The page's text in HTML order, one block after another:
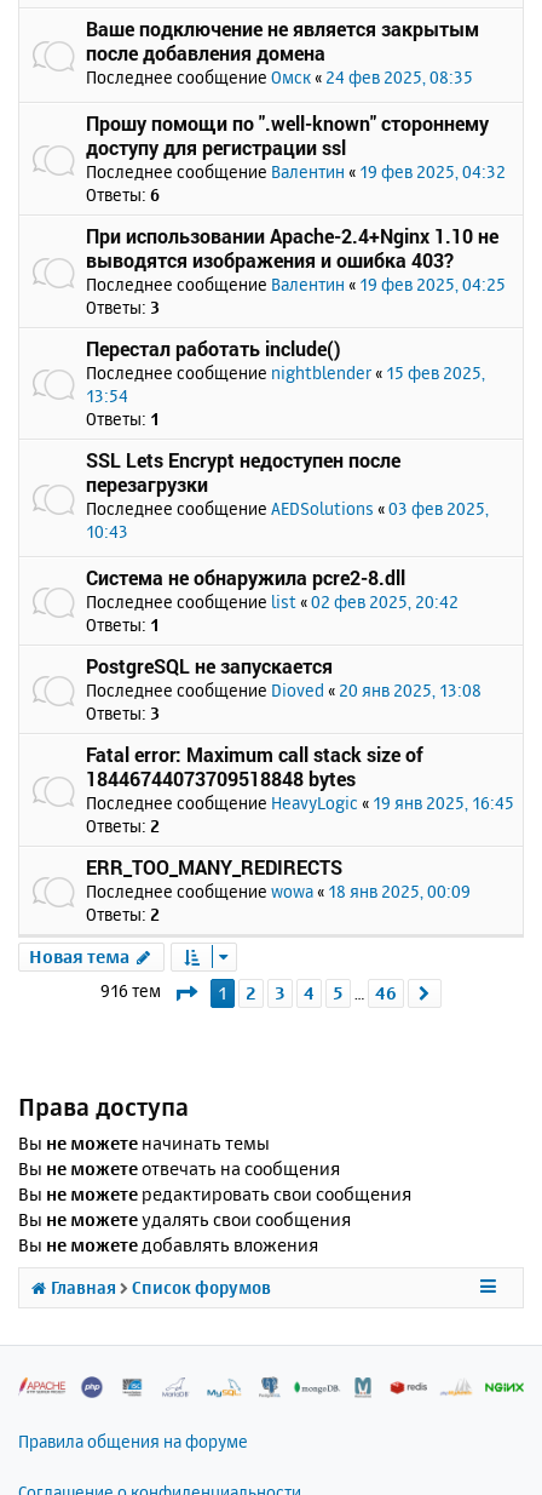
Ваше подключение не является закрытым
после добавления домена
Последнее сообщение Омск « 24 фев 2025, 08:35
Прошу помощи по ".well-known" стороннему
доступу для регистрации ssl
Последнее сообщение Валентин « 19 фев 2025, 04:32
Ответы: 6
При использовании Apache-2.4+Nginx 1.10 не
выводятся изображения и ошибка 403?
Последнее сообщение Валентин « 19 фев 2025, 04:25
Ответы: 3
Перестал работать include()
Последнее сообщение nightblender « 15 фев 2025,
13:54
Ответы: 1
SSL Lets Encrypt недоступен после
перезагрузки
Последнее сообщение AEDSolutions «03 фев 2025,
10:43
Система не обнаружила pcre2-8.dll
Последнее сообщение list «02 фев 2025, 20:42
Ответы: 1
PostgreSQL не запускается
Последнее сообщение Dioved « 20 янв 2025, 13:08
Ответы: 3
Fatal error: Maximum call stack size of
18446744073709518848 bytes
Последнее сообщение HeavyLogic « 19 янв 2025, 16:45
Ответы: 2
ERR_TOO_MANY_REDIRECTS
Последнее сообщение wowa « 18 янв 2025, 00:09
Ответы: 2
Новая тема
916 тем Страница1 из 46
1 2 3 4 5 46
Права доступа
Вы не можете начинать темы
Вы не можетеотвечать на сообщения
Вы не можете редактировать свои сообщения
Вы не можетеудалять свои сообщения
Вы не можетедобавлять вложения
Главная Список форумов
Правила общения на форуме